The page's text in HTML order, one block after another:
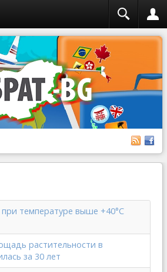
температуре выше +40°C
растительности в
за 30 лет